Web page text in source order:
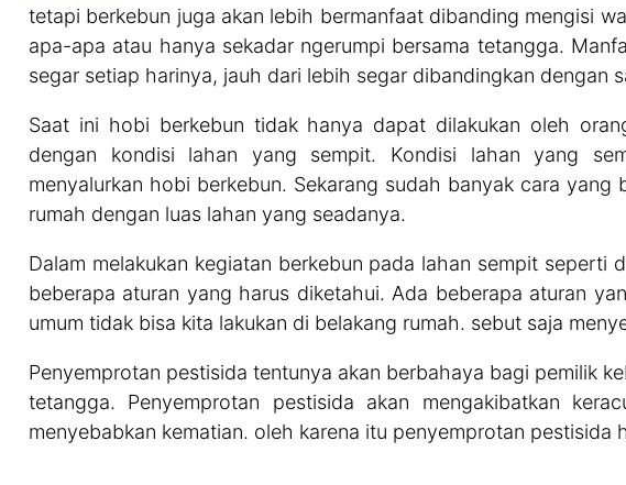
tetapi berkebun juga akan lebih bermanfaat dibanding mengisi
apa-apa atau hanya sekadar ngerumpi bersama tetangga.
segar setiap harinya, jauh dari lebih segar dibandingkan dengan
Saat ini hobi berkebun tidak hanya dapat dilakukan oleh
dengan kondisi lahan yang sempit. Kondisi lahan yang
menyalurkan hobi berkebun. Sekarang sudah banyak cara yang
rumah dengan luas lahan yang seadanya.
Dalam melakukan kegiatan berkebun pada lahan sempit seperti
beberapa aturan yang harus diketahui. Ada beberapa aturan
umum tidak bisa kita lakukan di belakang rumah. sebut saja
Penyemprotan pestisida tentunya akan berbahaya bagi pemilik
tetangga. Penyemprotan pestisida akan mengakibatkan
menyebabkan kematian. oleh karena itu penyemprotan pestisida